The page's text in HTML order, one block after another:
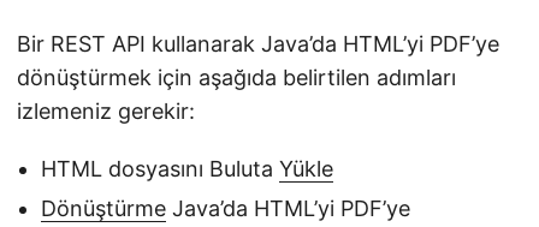
Bir REST API kullanarak Java’da HTML’yi PDF’ye
dönüştürmek için aşağıda belirtilen adımları
izlemeniz gerekir:
HTML dosyasını Buluta Yükle
Dönüştürme Java’da HTML’yi PDF’ye